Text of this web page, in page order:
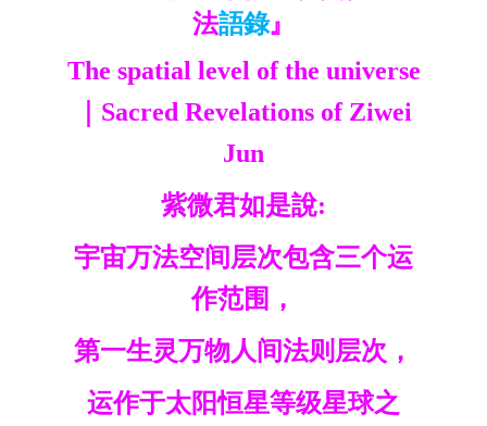
法語錄』
The spatial level of the universe
｜Sacred Revelations of Ziwei
Jun
紫微君如是說:
宇宙万法空间层次包含三个运
作范围，
第一生灵万物人间法则层次，
运作于太阳恒星等级星球之